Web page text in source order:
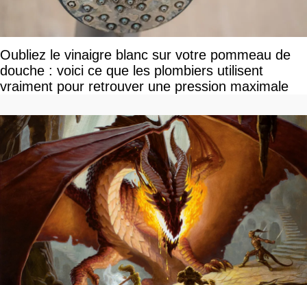
Oubliez le vinaigre blanc sur votre pommeau de
douche : voici ce que les plombiers utilisent
vraiment pour retrouver une pression maximale